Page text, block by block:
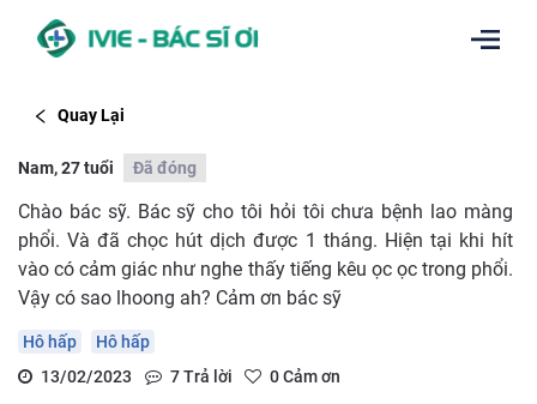
Quay Lại
Nam, 27 tuổi Đã đóng
Chào bác sỹ. Bác sỹ cho tôi hỏi tôi chưa bệnh lao màng
phổi. Và đã chọc hút dịch được 1 tháng. Hiện tại khi hít
vào có cảm giác như nghe thấy tiếng kêu ọc ọc trong phổi.
Vậy có sao lhoong ah? Cảm ơn bác sỹ
Hô hấp
Hô hấp
13/02/2023
7Trả lời 0Cảm ơn